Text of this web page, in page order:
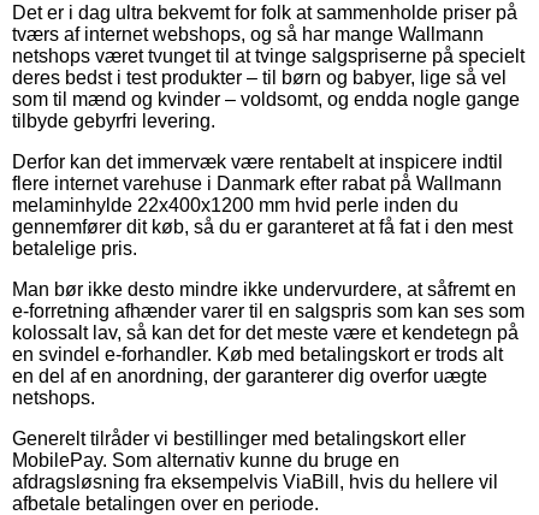
Det er i dag ultra bekvemt for folk at sammenholde priser på
tværs af internet webshops, og så har mange Wallmann
netshops været tvunget til at tvinge salgspriserne på specielt
deres bedst i test produkter – til børn og babyer, lige så vel
som til mænd og kvinder – voldsomt, og endda nogle gange
tilbyde gebyrfri levering.
Derfor kan det immervæk være rentabelt at inspicere indtil
flere internet varehuse i Danmark efter rabat på Wallmann
melaminhylde 22x400x1200 mm hvid perle inden du
gennemfører dit køb, så du er garanteret at få fat i den mest
betalelige pris.
Man bør ikke desto mindre ikke undervurdere, at såfremt en
e-forretning afhænder varer til en salgspris som kan ses som
kolossalt lav, så kan det for det meste være et kendetegn på
en svindel e-forhandler. Køb med betalingskort er trods alt
en del af en anordning, der garanterer dig overfor uægte
netshops.
Generelt tilråder vi bestillinger med betalingskort eller
MobilePay. Som alternativ kunne du bruge en
afdragsløsning fra eksempelvis ViaBill, hvis du hellere vil
afbetale betalingen over en periode.